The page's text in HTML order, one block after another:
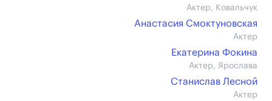
Актер, Ковальчук
Анастасия Смоктуновская
Актер
Екатерина Фокина
Актер, Ярослава
Станислав Лесной
Актер